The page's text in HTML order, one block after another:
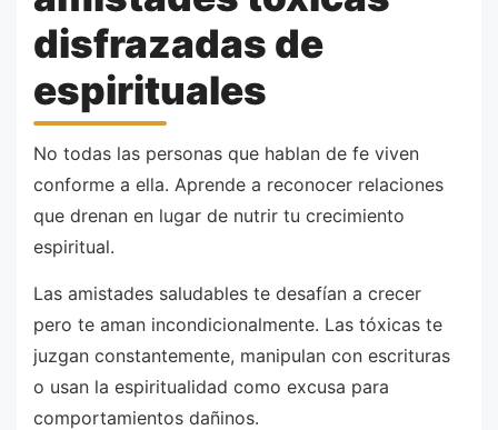
disfrazadas de
espirituales
No todas las personas que hablan de fe viven
conforme a ella. Aprende a reconocer relaciones
que drenan en lugar de nutrir tu crecimiento
espiritual.
Las amistades saludables te desafían a crecer
pero te aman incondicionalmente. Las tóxicas te
juzgan constantemente, manipulan con escrituras
o usan la espiritualidad como excusa para
comportamientos dañinos.